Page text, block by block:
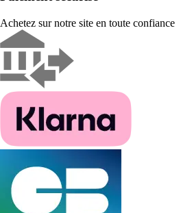
Achetez sur notre site en toute confiance